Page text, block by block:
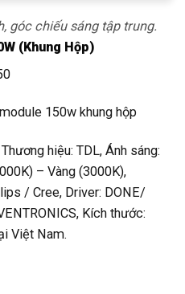
góc chiếu sáng tập trung.
(Khung Hộp)
150w khung hộp
hiệu: TDL, Ánh sáng:
– Vàng (3000K),
/ Cree, Driver: DONE/
Kích thước:
Việt Nam.